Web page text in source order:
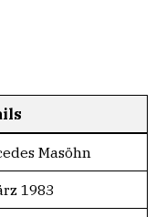
Masöhn
1983